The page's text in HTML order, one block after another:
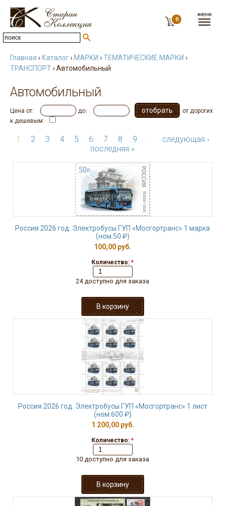
0
Главная › Каталог› МАРКИ ›ТЕМАТИЧЕСКИЕ МАРКИ ›
ТРАНСПОРТ› Автомобильный
Автомобильный
Цена от: до:
от дорогих
к дешевым:
1 2 3 4 5 6 7 8 9 …
следующая ›
последняя »
Россия 2026 год. Электробусы ГУП «Мосгортранс» 1 марка
(ном.50 ₽)
100,00 руб.
Количество: *
24 доступно для заказа
Россия 2026 год. Электробусы ГУП «Мосгортранс» 1 лист
(ном.600 ₽)
1 200,00 руб.
Количество: *
10 доступно для заказа